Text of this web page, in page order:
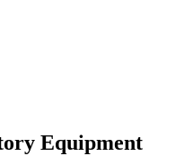
Equipment